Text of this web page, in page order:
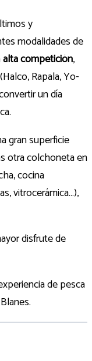
y
modalidades de
alta competición,
Rapala, Yo-
un día
gran superficie
otra colchoneta en
cocina
vitrocerámica…),
disfrute de
de pesca